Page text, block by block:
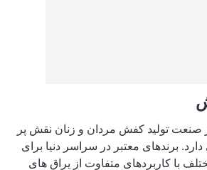
صنعت تولید کفش مردان و زنان نقش پر
برندهای معتبر در سراسر دنیا برای
با کاربردهای متفاوت از یراق های